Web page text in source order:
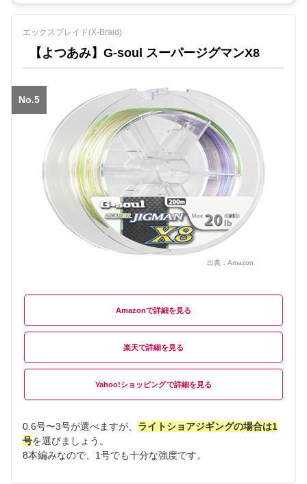
エックスブレイド(X-Braid)
【よつあみ】G-soul スーパージグマンX8
No.5
出典： Amazon
Amazon
楽天
Yahoo!ショッピング
0.6号〜3号が選べますが、 ライトショアジギングの場合は1
号を選びましょう。
8本編みなので、1号でも十分な強度です。